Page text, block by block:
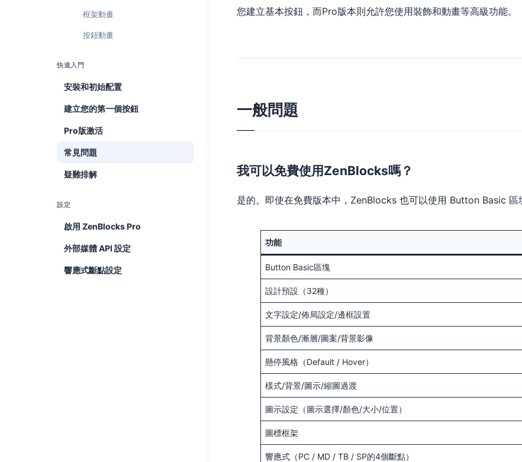
框架動畫
按鈕動畫
快速入門
安裝和初始配置
建立您的第一個按鈕
Pro版激活
常見問題
疑難排解
設定
啟用 ZenBlocks Pro
外部媒體 API 設定
響應式斷點設定
您建立基本按鈕，而Pro版本則允許您使用裝飾和動畫等高級功能。
一般問題
我可以免費使用ZenBlocks嗎？
是的。即使在免費版本中，ZenBlocks 也可以使用 Button Basic 區
功能
Button Basic區塊
設計預設（32種）
文字設定/佈局設定/邊框設置
背景顏色/漸層/圖案/背景影像
懸停風格（Default / Hover）
樣式/背景/圖示/縮圖過渡
圖示設定（圖示選擇/顏色/大小/位置）
圖標框架
響應式（PC / MD / TB / SP的4個斷點）